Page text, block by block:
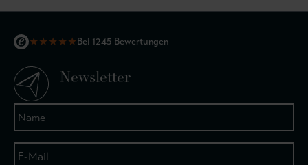
★★★★★Bei 1245 Bewertungen
Newsletter